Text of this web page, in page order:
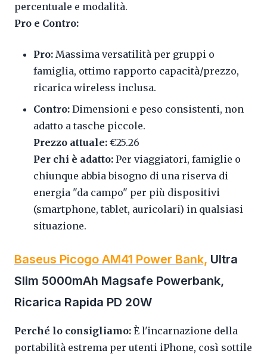
percentuale e modalità.
Pro e Contro:
Pro: Massima versatilità per gruppi o
famiglia, ottimo rapporto capacità/prezzo,
ricarica wireless inclusa.
Contro: Dimensioni e peso consistenti, non
adatto a tasche piccole.
Prezzo attuale: €25.26
Per chi è adatto: Per viaggiatori, famiglie o
chiunque abbia bisogno di una riserva di
energia "da campo" per più dispositivi
(smartphone, tablet, auricolari) in qualsiasi
situazione.
Baseus Picogo AM41 Power Bank, Ultra
Slim 5000mAh Magsafe Powerbank,
Ricarica Rapida PD 20W
Perché lo consigliamo: È l'incarnazione della
portabilità estrema per utenti iPhone, così sottile